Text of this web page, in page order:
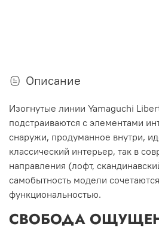
Описание
Изогнутые линии Yamaguchi
подстраиваются с элементами
снаружи, продуманное внутри,
классический интерьер, так в
направления (лофт,
самобытность модели
функциональностью.
СВОБОДА